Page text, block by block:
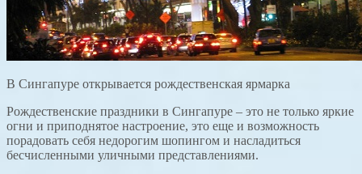
В Сингапуре открывается рождественская ярмарка
Рождественские праздники в Сингапуре – это не только яркие
огни и приподнятое настроение, это еще и возможность
порадовать себя недорогим шопингом и насладиться
бесчисленными уличными представлениями.